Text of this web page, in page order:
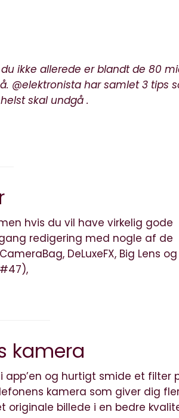
ikke allerede er blandt de 80
@elektronista har samlet 3 tips
skal undgå .
hvis du vil have virkelig gode
redigering med nogle af de
DeLuxeFX, Big Lens og
),
kamera
og hurtigt smide et filter
kamera som giver dig
originale billede i en bedre